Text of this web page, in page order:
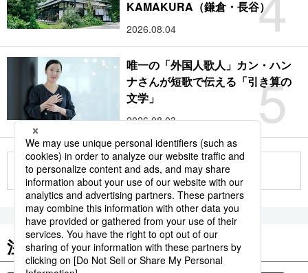
KAMAKURA（鎌倉・長谷）
2026.08.04
5
唯一の「外国人歌人」カン・ハン
ナさんが短歌で伝える「引き算の
文学」
2026.08.03
もっと見る
注目のキーワード